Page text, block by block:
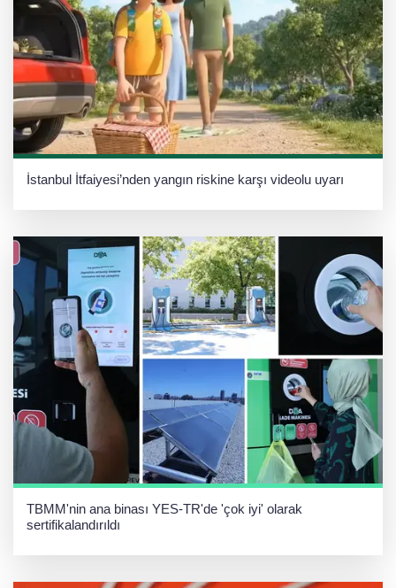
İstanbul İtfaiyesi’nden yangın riskine karşı videolu uyarı
TBMM'nin ana binası YES-TR'de 'çok iyi' olarak
sertifikalandırıldı